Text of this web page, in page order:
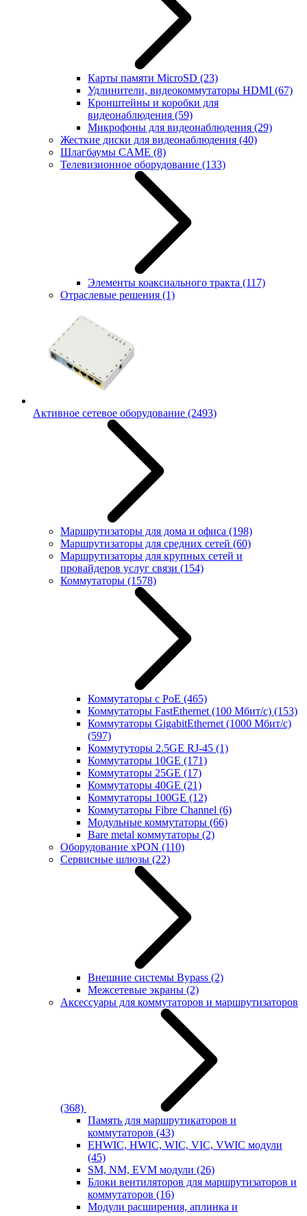
Карты памяти MicroSD (23)
Удлинители, видеокоммутаторы HDMI (67)
Кронштейны и коробки для
видеонаблюдения (59)
Микрофоны для видеонаблюдения (29)
Жесткие диски для видеонаблюдения (40)
Шлагбаумы CAME (8)
Телевизионное оборудование (133)
Элементы коаксиального тракта (117)
Отраслевые решения (1)
Активное сетевое оборудование (2493)
Маршрутизаторы для дома и офиса (198)
Маршрутизаторы для средних сетей (60)
Маршрутизаторы для крупных сетей и
провайдеров услуг связи (154)
Коммутаторы (1578)
Коммутаторы с PoE (465)
Коммутаторы FastEthernet (100 Мбит/с) (153)
Коммутаторы GigabitEthernet (1000 Мбит/с)
(597)
Коммутуторы 2.5GE RJ-45 (1)
Коммутаторы 10GE (171)
Коммутаторы 25GE (17)
Коммутаторы 40GE (21)
Коммутаторы 100GE (12)
Коммутаторы Fibre Channel (6)
Модульные коммутаторы (66)
Bare metal коммутаторы (2)
Оборудование xPON (110)
Сервисные шлюзы (22)
Внешние системы Bypass (2)
Межсетевые экраны (2)
Аксессуары для коммутаторов и маршрутизаторов
(368)
Память для маршрутикаторов и
коммутаторов (43)
EHWIC, HWIC, WIC, VIC, VWIC модули
(45)
SM, NM, EVM модули (26)
Блоки вентиляторов для маршрутизаторов и
коммутаторов (16)
Модули расширения, аплинка и